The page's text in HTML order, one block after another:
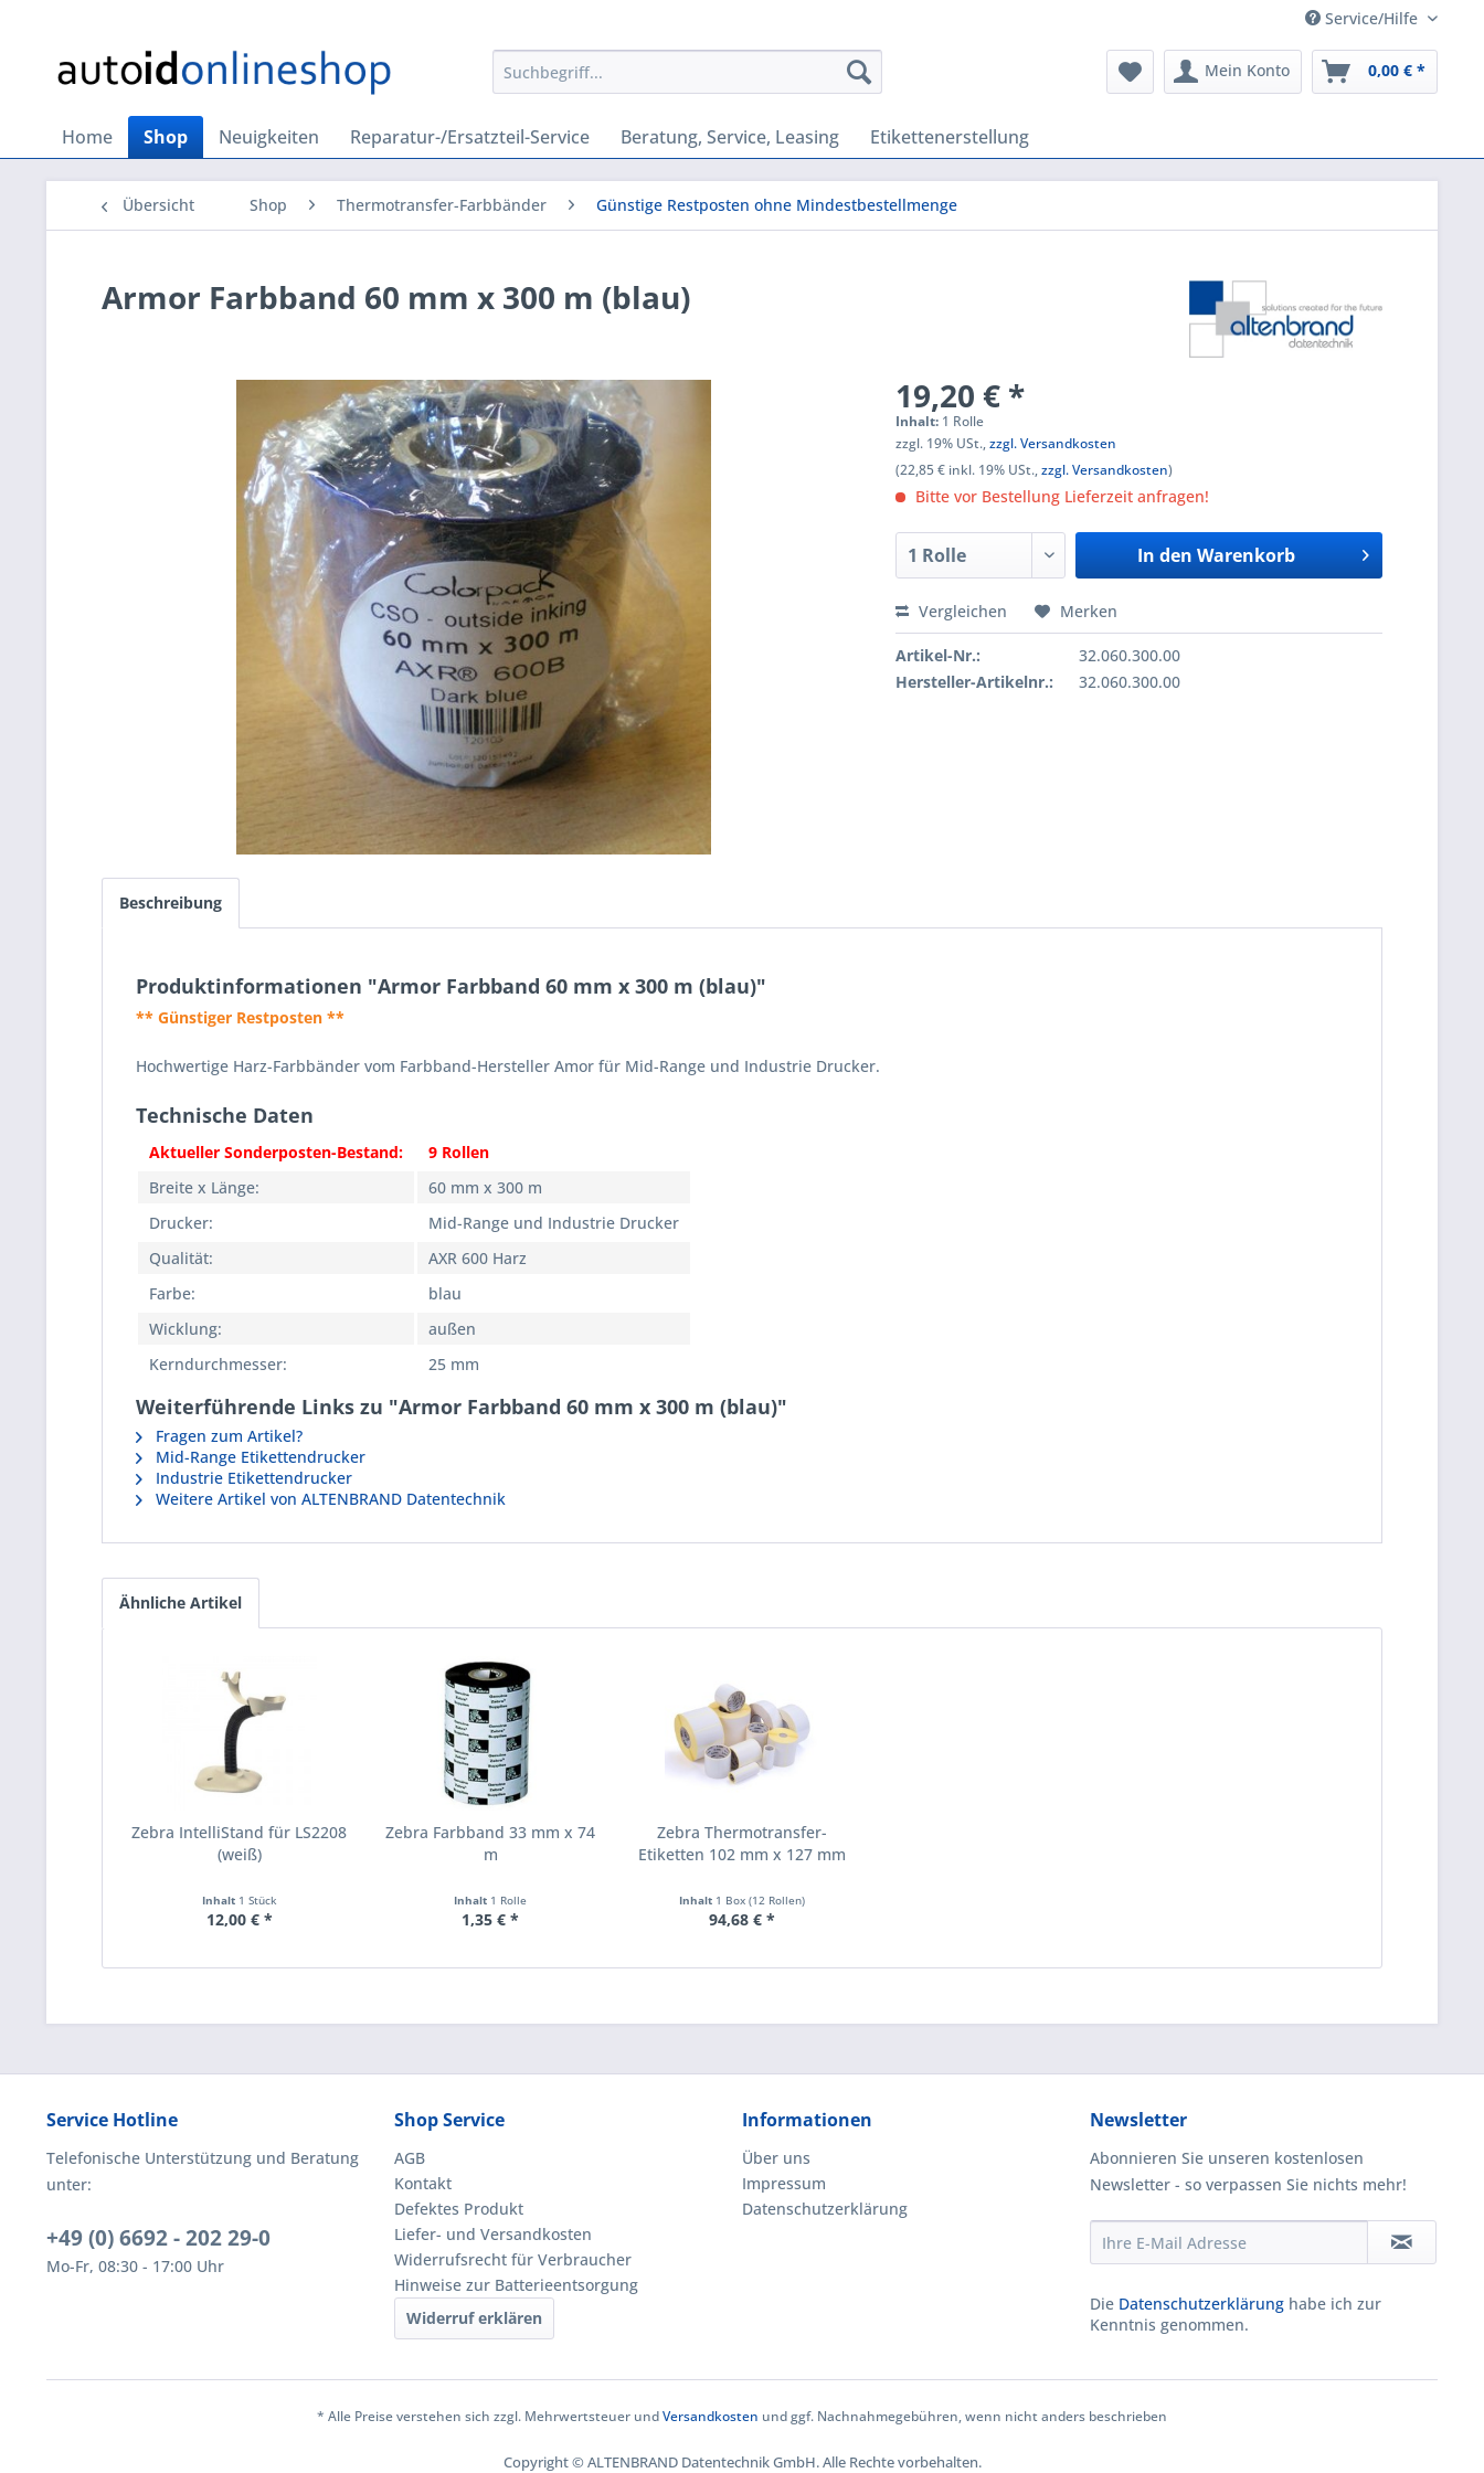
Service/Hilfe
Mein Konto 0,00 € *
Home Shop Neuigkeiten Reparatur-/Ersatzteil-Service Beratung, Service, Leasing Etikettenerstellung
Übersicht Shop Thermotransfer-Farbbänder Günstige Restposten ohne Mindestbestellmenge
Armor Farbband 60 mm x 300 m (blau)
19,20 € *
Inhalt: 1 Rolle
zzgl. 19% USt.,zzgl. Versandkosten
(22,85 € inkl. 19% USt.,zzgl. Versandkosten)
Bitte vor Bestellung Lieferzeit anfragen!
In den Warenkorb
Vergleichen Merken
Artikel-Nr.:
32.060.300.00
Hersteller-Artikelnr.:
32.060.300.00
Beschreibung
Produktinformationen "Armor Farbband 60 mm x 300 m (blau)"
** Günstiger Restposten **
Hochwertige Harz-Farbbänder vom Farbband-Hersteller Amor für Mid-Range und Industrie Drucker.
Technische Daten
Aktueller Sonderposten-Bestand:
9 Rollen
Breite x Länge:
60 mm x 300 m
Drucker:
Mid-Range und Industrie Drucker
Qualität:
AXR 600 Harz
Farbe:
blau
Wicklung:
außen
Kerndurchmesser:
25 mm
Weiterführende Links zu "Armor Farbband 60 mm x 300 m (blau)"
Fragen zum Artikel?
Mid-Range Etikettendrucker
Industrie Etikettendrucker
Weitere Artikel von ALTENBRAND Datentechnik
Ähnliche Artikel
Zebra IntelliStand für LS2208
(weiß)
Inhalt 1 Stück
12,00 € *
Zebra Farbband 33 mm x 74
m
Inhalt 1 Rolle
1,35 € *
Zebra Thermotransfer-
Etiketten 102 mm x 127 mm
Inhalt 1 Box (12 Rollen)
94,68 € *
Service Hotline
Telefonische Unterstützung und Beratung
unter:
+49 (0) 6692 - 202 29-0
Mo-Fr, 08:30 - 17:00 Uhr
Shop Service
AGB
Kontakt
Defektes Produkt
Liefer- und Versandkosten
Widerrufsrecht für Verbraucher
Hinweise zur Batterieentsorgung
Widerruf erklären
Informationen
Über uns
Impressum
Datenschutzerklärung
Newsletter
Abonnieren Sie unseren kostenlosen
Newsletter - so verpassen Sie nichts mehr!
Die Datenschutzerklärung habe ich zur
Kenntnis genommen.
* Alle Preise verstehen sich zzgl. Mehrwertsteuer undVersandkosten und ggf. Nachnahmegebühren, wenn nicht anders beschrieben
Copyright © ALTENBRAND Datentechnik GmbH. Alle Rechte vorbehalten.